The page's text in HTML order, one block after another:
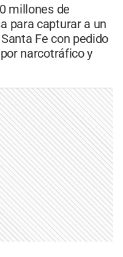
millones de
para capturar a un
Fe con pedido
narcotráfico y